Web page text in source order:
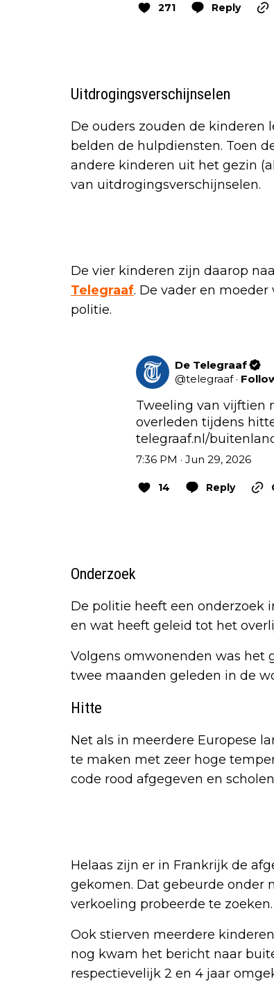
271 Reply
Uitdrogingsverschijnselen
De ouders zouden de kinderen
belden de hulpdiensten. Toen
andere kinderen uit het gezin
van uitdrogingsverschijnselen.
De vier kinderen zijn daarop
Telegraaf. De vader en
politie.
De Telegraaf
@telegraaf ·
Tweeling van vijftien
telegraaf.nl/
7:36 PM · Jun 29, 2026
14 Reply
Onderzoek
De politie heeft een onderzoek
en wat heeft geleid tot het
Volgens omwonenden was het
twee maanden geleden in de
Hitte
Net als in meerdere Europese
te maken met zeer hoge
code rood afgegeven en
Helaas zijn er in Frankrijk de
gekomen. Dat gebeurde onder
verkoeling probeerde te zoeken.
Ook stierven meerdere
nog kwam het bericht naar
respectievelijk 2 en 4 jaar